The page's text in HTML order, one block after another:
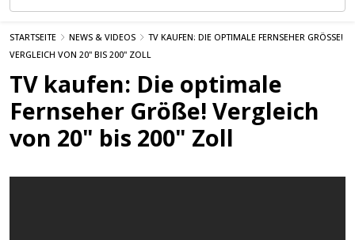
Beratung & Service
STARTSEITE NEWS & VIDEOS
TV KAUFEN: DIE OPTIMALE FERNSEHER GRÖSSE! V
ERGLEICH VON 20" BIS 200" ZOLL
TV kaufen: Die optimale
Fernseher Größe! Vergleich
von 20" bis 200" Zoll